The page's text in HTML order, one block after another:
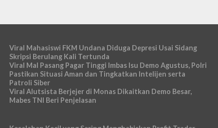
Viral Mahasiswi FKM Undana Diduga Depresi Usai Sidang
Skripsi Berulang Kali Tertunda
Viral Mal Pasang Pagar Tinggi Imbas Isu Demo Agustus, Polri
Pastikan Situasi Aman dan Tingkatkan Intelijen serta
Patroli Siber
Viral Alutsista Berjejer di Monas Dikaitkan Demo Besar,
Mabes TNI Beri Penjelasan